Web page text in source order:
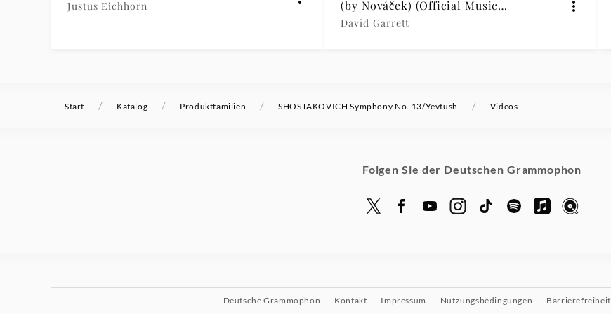
Justus Eichhorn
(by Nováček) (Official Music
Video)
David Garrett
Start / Katalog / Produktfamilien / SHOSTAKOVICH Symphony No. 13/Yevtush / Videos
Folgen Sie der Deutschen Grammophon
Deutsche Grammophon Kontakt Impressum Nutzungsbedingungen Barrierefreiheit